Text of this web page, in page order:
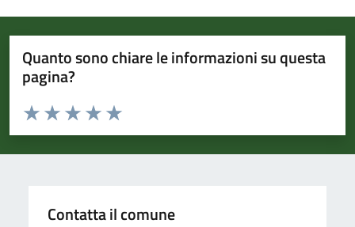
Quanto sono chiare le informazioni su questa
pagina?
Valuta da 1 a 5 stelle la pagina
Valuta 5 stelle su 5
Valuta 4 stelle su 5
Valuta 3 stelle su 5
Valuta 2 stelle su 5
Valuta 1 stelle su 5
Contatta il comune